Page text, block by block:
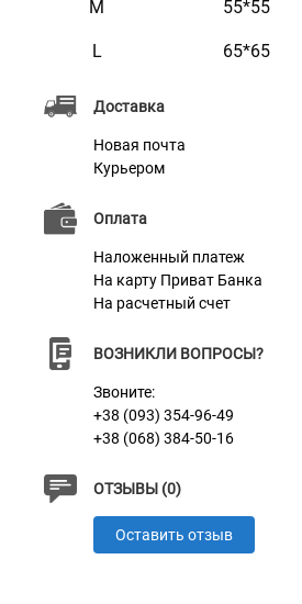
Доставка
Новая почта
Курьером
Оплата
Наложенный платеж
На карту Приват Банка
На расчетный счет
ВОЗНИКЛИ ВОПРОСЫ?
Звоните:
+38 (093) 354-96-49
+38 (068) 384-50-16
ОТЗЫВЫ (0)
Оставить отзыв
Характеристики
Материал
Наполнитель
M 55*55
L 65*65